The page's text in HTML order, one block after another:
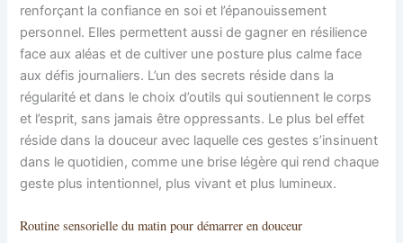
renforçant la confiance en soi et l’épanouissement
personnel. Elles permettent aussi de gagner en résilience
face aux aléas et de cultiver une posture plus calme face
aux défis journaliers. L’un des secrets réside dans la
régularité et dans le choix d’outils qui soutiennent le corps
et l’esprit, sans jamais être oppressants. Le plus bel effet
réside dans la douceur avec laquelle ces gestes s’insinuent
dans le quotidien, comme une brise légère qui rend chaque
geste plus intentionnel, plus vivant et plus lumineux.
Routine sensorielle du matin pour démarrer en douceur